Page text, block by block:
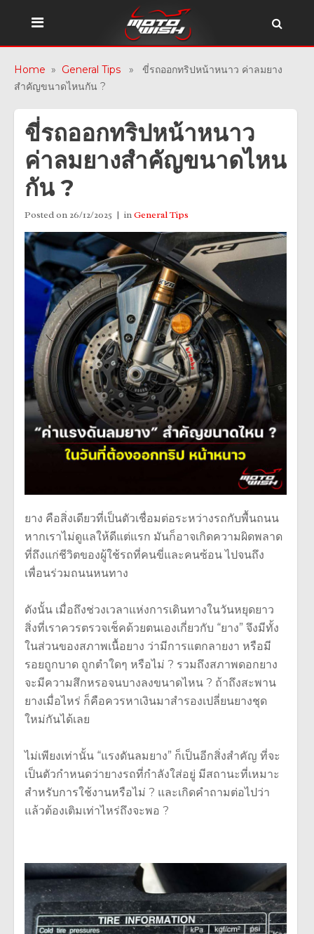
Home » General Tips » ขี่รถออกทริปหน้าหนาว ค่าลมยาง
สำคัญขนาดไหนกัน ?
ขี่รถออกทริปหน้าหนาว
ค่าลมยางสำคัญขนาดไหน
กัน ?
Posted on 26/12/2025 inGeneral Tips
ยาง คือสิ่งเดียวที่เป็นตัวเชื่อมต่อระหว่างรถกับพื้นถนน
หากเราไม่ดูแลให้ดีแต่แรก มันก็อาจเกิดความผิดพลาด
ที่ถึงแก่ชีวิตของผู้ใช้รถที่คนขี่และคนซ้อน ไปจนถึง
เพื่อนร่วมถนนหนทาง
ดังนั้น เมื่อถึงช่วงเวลาแห่งการเดินทางในวันหยุดยาว
สิ่งที่เราควรตรวจเช็คด้วยตนเองเกี่ยวกับ “ยาง” จึงมีทั้ง
ในส่วนของสภาพเนื้อยาง ว่ามีการแตกลายงา หรือมี
รอยถูกบาด ถูกตำใดๆ หรือไม่ ? รวมถึงสภาพดอกยาง
จะมีความสึกหรอจนบางลงขนาดไหน ? ถ้าถึงสะพาน
ยางเมื่อไหร่ ก็คือควรหาเงินมาสำรองเปลี่ยนยางชุด
ใหม่กันได้เลย
ไม่เพียงเท่านั้น “แรงดันลมยาง” ก็เป็นอีกสิ่งสำคัญ ที่จะ
เป็นตัวกำหนดว่ายางรถที่กำลังใส่อยู่ มีสถานะที่เหมาะ
สำหรับการใช้งานหรือไม่ ? และเกิดคำถามต่อไปว่า
แล้วต้องเติมเท่าไหร่ถึงจะพอ ?